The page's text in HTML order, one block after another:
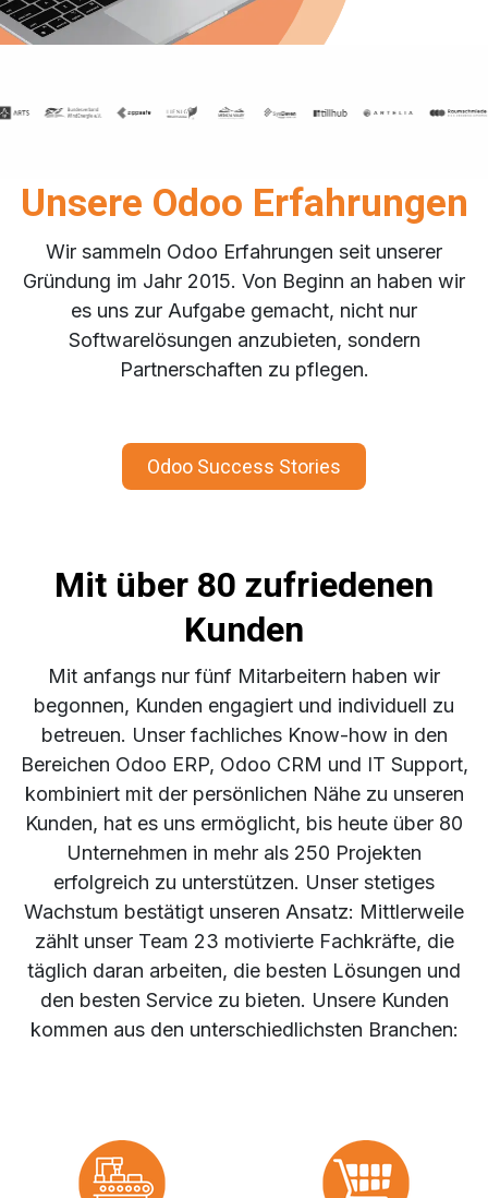
Unsere Odoo Erfahrunge​n
Wir sammeln Odoo Erfahrungen seit unserer
Gründung im Jahr 2015. Von Beginn an haben wir
es uns zur Aufgabe gemacht, nicht nur
Softwarelösungen anzubieten, sondern
Partnerschaften zu pflegen.
Odoo Success Stories
Mit über 80 zufriedenen
Kunden
Mit anfangs nur fünf Mitarbeitern haben wir
begonnen, Kunden engagiert und individuell zu
betreuen. Unser fachliches Know-how in den
Bereichen Odoo ERP, Odoo CRM und IT Support,
kombiniert mit der persönlichen Nähe zu unseren
Kunden, hat es uns ermöglicht, bis heute über 80
Unternehmen in mehr als 250 Projekten
erfolgreich zu unterstützen. Unser stetiges
Wachstum bestätigt unseren Ansatz: Mittlerweile
zählt unser Team 23 motivierte Fachkräfte, die
täglich daran arbeiten, die besten Lösungen und
den besten Service zu bieten. Unsere Kunden
kommen aus den unterschiedlichsten Branchen: